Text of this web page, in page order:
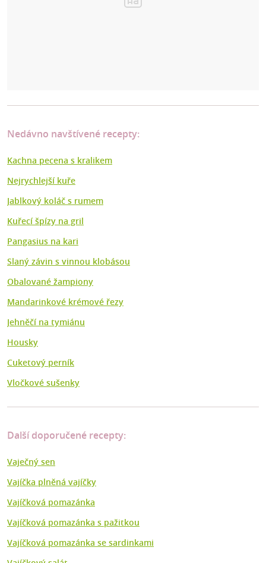
Nedávno navštívené recepty:
Kachna pecena s kralikem
Nejrychlejší kuře
Jablkový koláč s rumem
Kuřecí špízy na gril
Pangasius na kari
Slaný závin s vinnou klobásou
Obalované žampiony
Mandarinkové krémové řezy
Jehněčí na tymiánu
Housky
Cuketový perník
Vločkové sušenky
Další doporučené recepty:
Vaječný sen
Vajíčka plněná vajíčky
Vajíčková pomazánka
Vajíčková pomazánka s pažitkou
Vajíčková pomazánka se sardinkami